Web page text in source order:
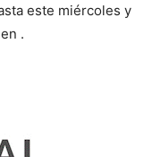
este miércoles y
.